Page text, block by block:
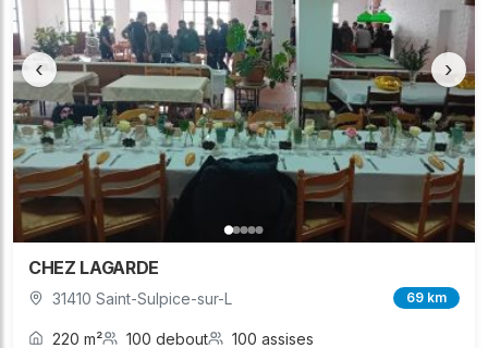
‹ ›
CHEZ LAGARDE
31410 Saint-Sulpice-sur-L 69 km
220 m² 100 debout 100 assises